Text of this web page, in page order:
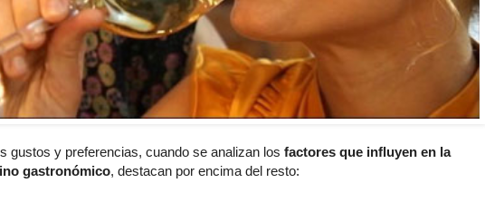
gustos y preferencias, cuando se analizan los factores que influyen en la
gastronómico, destacan por encima del resto: